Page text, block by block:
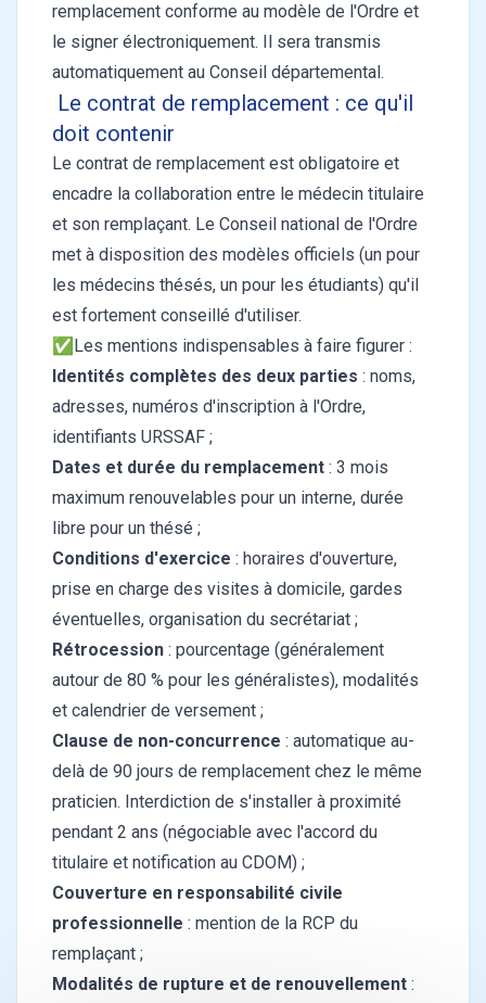
remplacement conforme au modèle de l'Ordre et
le signer électroniquement. Il sera transmis
automatiquement au Conseil départemental.
Le contrat de remplacement : ce qu'il
doit contenir
Le contrat de remplacement est obligatoire et
encadre la collaboration entre le médecin titulaire
et son remplaçant. Le Conseil national de l'Ordre
met à disposition des modèles officiels (un pour
les médecins thésés, un pour les étudiants) qu'il
est fortement conseillé d'utiliser.
✅Les mentions indispensables à faire figurer :
Identités complètes des deux parties : noms,
adresses, numéros d'inscription à l'Ordre,
identifiants URSSAF ;
Dates et durée du remplacement : 3 mois
maximum renouvelables pour un interne, durée
libre pour un thésé ;
Conditions d'exercice : horaires d'ouverture,
prise en charge des visites à domicile, gardes
éventuelles, organisation du secrétariat ;
Rétrocession : pourcentage (généralement
autour de 80 % pour les généralistes), modalités
et calendrier de versement ;
Clause de non-concurrence : automatique au-
delà de 90 jours de remplacement chez le même
praticien. Interdiction de s'installer à proximité
pendant 2 ans (négociable avec l'accord du
titulaire et notification au CDOM) ;
Couverture en responsabilité civile
professionnelle : mention de la RCP du
remplaçant ;
Modalités de rupture et de renouvellement :